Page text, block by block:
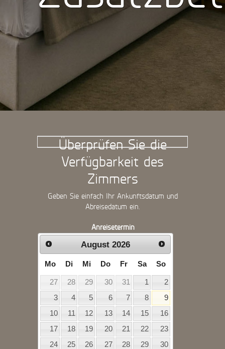
Überprüfen Sie die
Verfügbarkeit des
Zimmers
Geben Sie einfach Ihr Ankunftsdatum und
Abreisedatum ein.
Anreisetermin
August 2026
Mo Di Mi Do Fr Sa So
27 28 29 30 31 1
2
3
4 5 6 7 8
9
10
11 12 13 14 15
16
17
18 19 20 21 22
23
24
25 26 27 28 29
30